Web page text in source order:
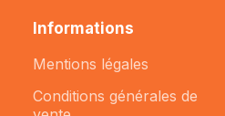
Informations
Mentions légales
Conditions générales de